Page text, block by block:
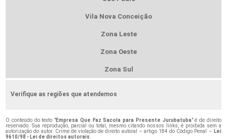
Vila Nova Conceição
Zona Leste
Zona Oeste
Zona Sul
Verifique as regiões que atendemos
O conteúdo do texto "Empresa Que Faz Sacola para Presente Jurubatuba" é de direito
reservado. Sua reprodução, parcial ou total, mesmo citando nossos links, é proibida sem a
autorização do autor. Crime de violação de direito autoral – artigo 184 do Código Penal – Lei
9610/98 - Lei de direitos autorais